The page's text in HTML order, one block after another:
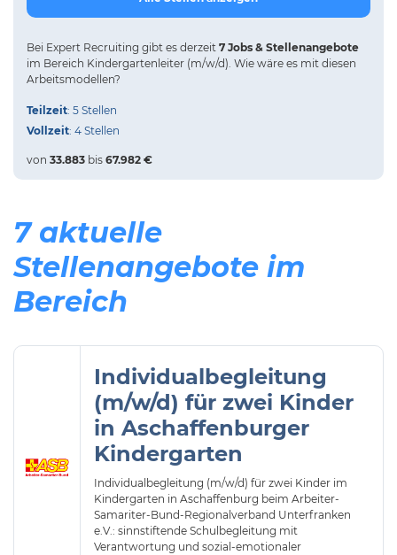
Bei Expert Recruiting gibt es derzeit 7 Jobs & Stellenangebote
im Bereich Kindergartenleiter (m/w/d). Wie wäre es mit diesen
Arbeitsmodellen?
Teilzeit: 5 Stellen
Vollzeit: 4 Stellen
von 33.883 bis 67.982 €
7 aktuelle
Stellenangebote im
Bereich
Individualbegleitung
(m/w/d) für zwei Kinder
in Aschaffenburger
Kindergarten
Individualbegleitung (m/w/d) für zwei Kinder im
Kindergarten in Aschaffenburg beim Arbeiter-
Samariter-Bund-Regionalverband Unterfranken
e.V.: sinnstiftende Schulbegleitung mit
Verantwortung und sozial-emotionaler